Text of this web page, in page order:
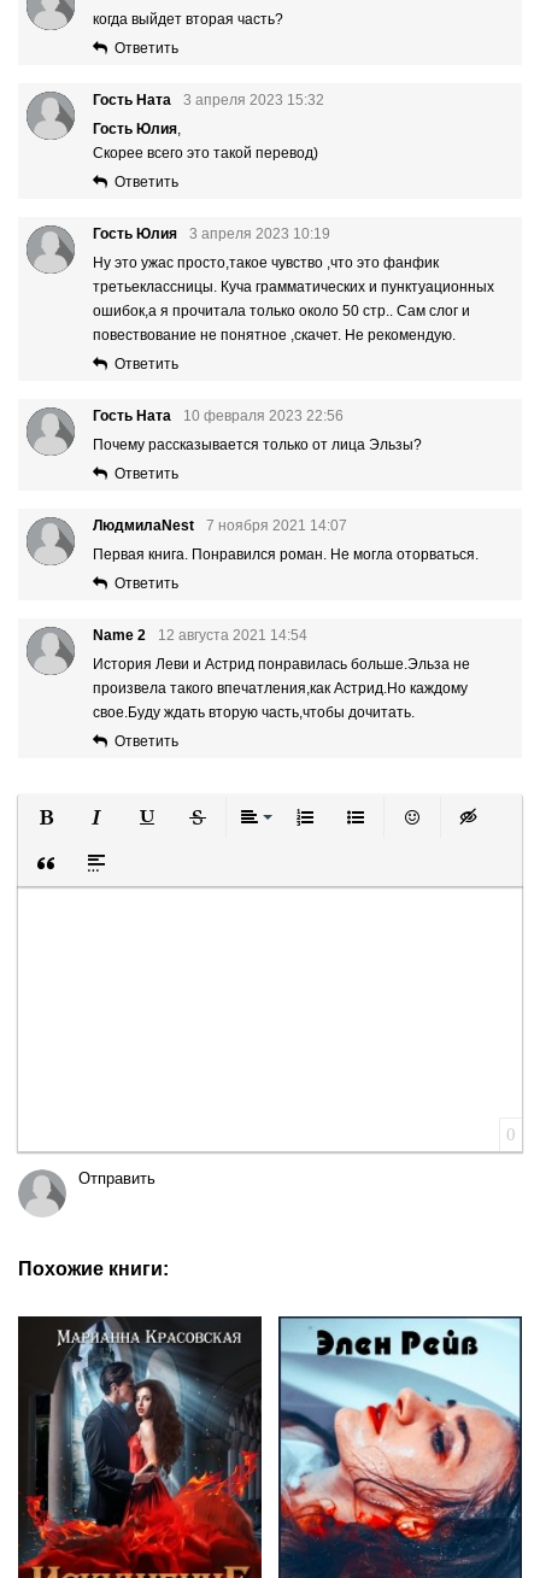
когда выйдет вторая часть?
Ответить
Гость Ната
3 апреля 2023 15:32
Гость Юлия,
Скорее всего это такой перевод)
Ответить
Гость Юлия
3 апреля 2023 10:19
Ну это ужас просто,такое чувство ,что это фанфик
третьеклассницы. Куча грамматических и пунктуационных
ошибок,а я прочитала только около 50 стр.. Сам слог и
повествование не понятное ,скачет. Не рекомендую.
Ответить
Гость Ната
10 февраля 2023 22:56
Почему рассказывается только от лица Эльзы?
Ответить
ЛюдмилаNest
7 ноября 2021 14:07
Первая книга. Понравился роман. Не могла оторваться.
Ответить
Name 2
12 августа 2021 14:54
История Леви и Астрид понравилась больше.Эльза не
произвела такого впечатления,как Астрид.Но каждому
свое.Буду ждать вторую часть,чтобы дочитать.
Ответить
Вставка цитаты
Вставка спойлера
0
Отправить
Похожие книги: